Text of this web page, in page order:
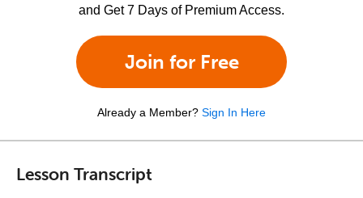
and Get 7 Days of Premium Access.
Join for Free
Already a Member? Sign In Here
Lesson Transcript